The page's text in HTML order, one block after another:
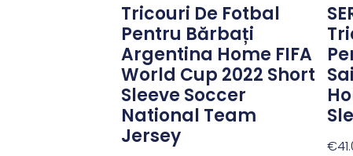
Tricouri De Fotbal
Pentru Bărbați
Argentina Home FIFA
World Cup 2022 Short
Sleeve Soccer
National Team
Jersey
€